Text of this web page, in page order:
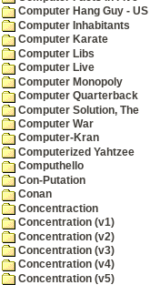
Computer Hang Guy -
Computer Inhabitants
Computer Karate
Computer Libs
Computer Live
Computer Monopoly
Computer Quarterback
Computer Solution, The
Computer War
Computer-Kran
Computerized Yahtzee
Computhello
Con-Putation
Conan
Concentraction
Concentration (v1)
Concentration (v2)
Concentration (v3)
Concentration (v4)
Concentration (v5)